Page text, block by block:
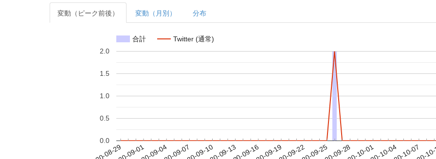
変動（ピーク前後） 変動（月別） 分布
合計 Twitter (通常)
0.0
0.5
1.0
1.5
2.0